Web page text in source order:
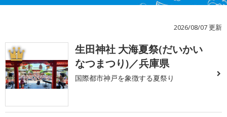
2026/08/07 更新
1
生田神社 大海夏祭(だいかい
なつまつり)／兵庫県
国際都市神戸を象徴する夏祭り